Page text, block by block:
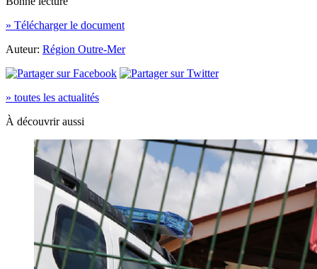
» Télécharger le document
Auteur: Région Outre-Mer
» toutes les actualités
À découvrir aussi